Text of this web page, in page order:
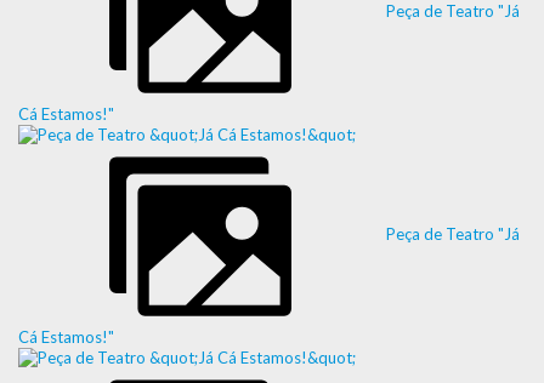
Peça de Teatro "Já
Cá Estamos!"
Peça de Teatro "Já
Cá Estamos!"